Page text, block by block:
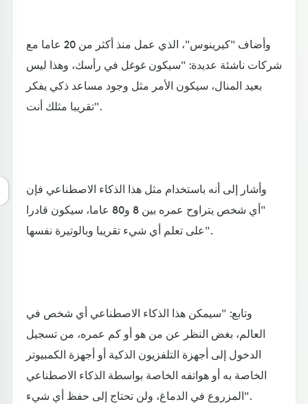
وأضاف "كيرينوس"، الذي عمل منذ أكثر من 20 عاما مع
شركات ناشئة عديدة: "سيكون غوغل في رأسك، وهذا ليس
بعيد المنال، سيكون الأمر مثل وجود مساعد ذكي يفكر
تقريبا مثلك أنت".
وأشار إلى أنه باستخدام مثل هذا الذكاء الاصطناعي فإن
"أي شخص يتراوح عمره بين 8 و80 عاما، سيكون قادرا
على تعلم أي شيء تقريبا وبالوتيرة نفسها".
وتابع: "سيمكن هذا الذكاء الاصطناعي أي شخص في
العالم، بغض النظر عن من هو أو كم عمره، من تسجيل
الدخول إلى أجهزة التلفزيون الذكية أو أجهزة الكمبيوتر
الخاصة به أو هواتفه الخاصة بواسطة الذكاء الاصطناعي
المزروع في الدماغ، ولن تحتاج إلى حفظ أي شيء".